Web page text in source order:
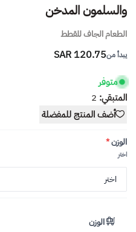
والسلمون المدخن
الطعام الجاف للقطط
يبدأ من120.75 SAR
متوفر
المتبقي: 2
أضف المنتج للمفضلة
الوزن*
اختر
الوزن